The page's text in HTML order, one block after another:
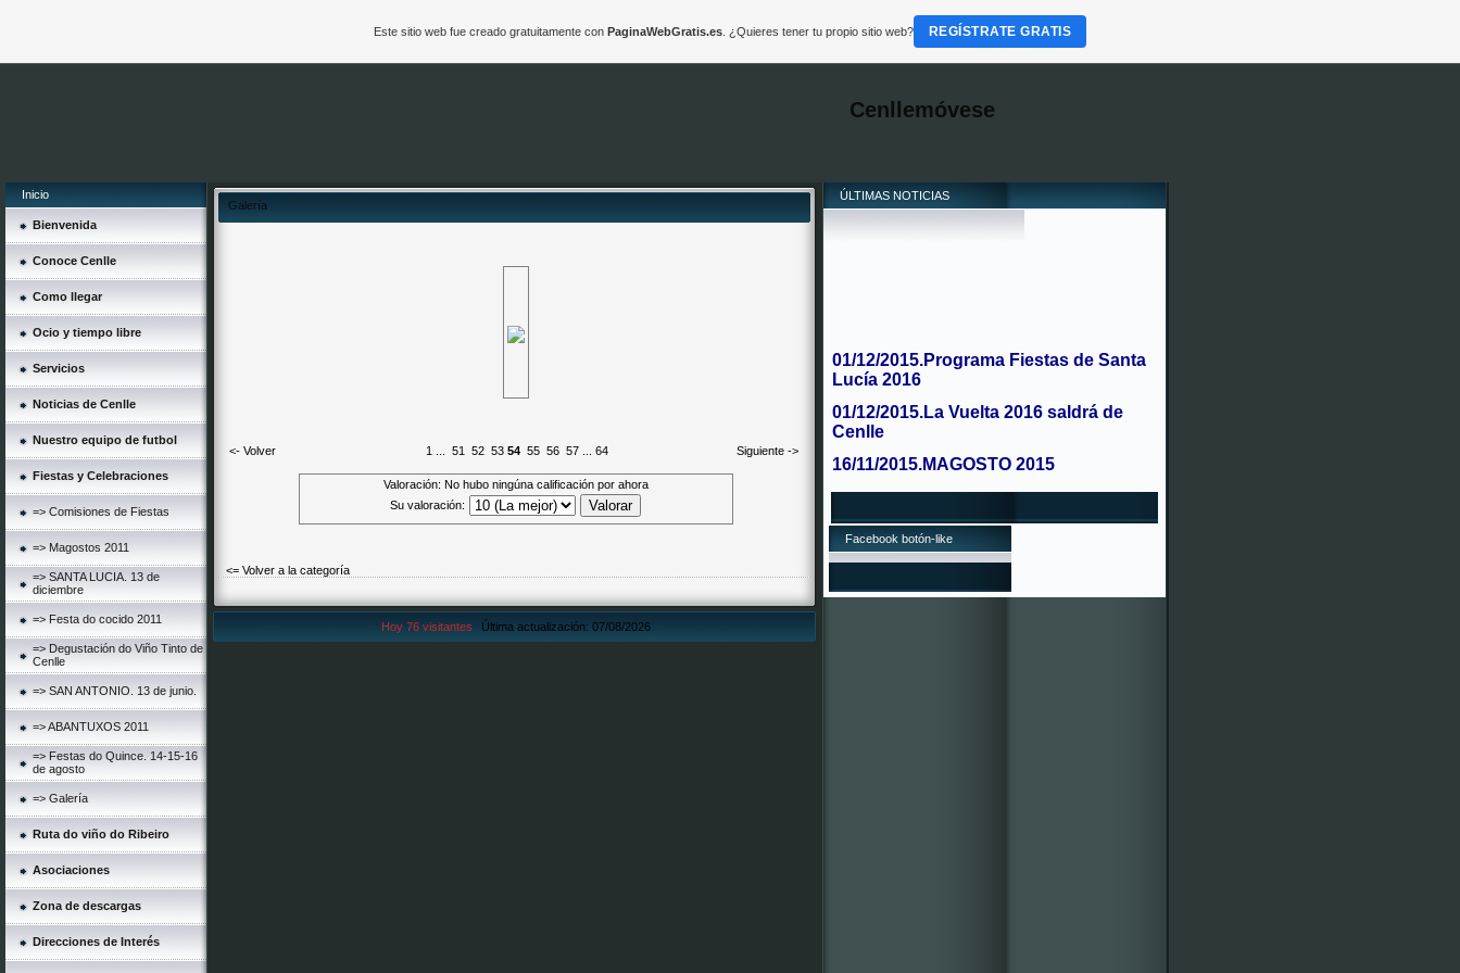
Cenllemóvese
Inicio
Bienvenida
Conoce Cenlle
Como llegar
Ocio y tiempo libre
Servicios
Noticias de Cenlle
Nuestro equipo de futbol
Fiestas y Celebraciones
=> Comisiones de Fiestas
=> Magostos 2011
=> SANTA LUCIA. 13 de
diciembre
=> Festa do cocido 2011
=> Degustación do Viño Tinto de
Cenlle
=> SAN ANTONIO. 13 de junio.
=> ABANTUXOS 2011
=> Festas do Quince. 14-15-16
de agosto
=> Galería
Ruta do viño do Ribeiro
Asociaciones
Zona de descargas
Direcciones de Interés
Galería
<- Volver 1 51 52 53 54 55 56 57 64 Siguiente ->
Valoración: No hubo ningúna calificación por ahora
Su valoración:
<= Volver a la categoría
Hoy 76 visitantes Última actualización: 07/08/2026
ÚLTIMAS NOTICIAS
01/12/2015.Programa Fiestas de Santa
Lucía 2016
01/12/2015.La Vuelta 2016 saldrá de
Cenlle
16/11/2015.MAGOSTO 2015
17/10/2015.LOTERÍA NAVIDAD 2015
¡A lotería de Nadal das Festas de Cenlle 2016 xa
Xa podedes mercar décimos e participacións en
Facebook botón-like
Este sitio web fue creado gratuitamente con PaginaWebGratis.es. ¿Quieres tener tu propio sitio web? REGÍSTRATE GRATIS